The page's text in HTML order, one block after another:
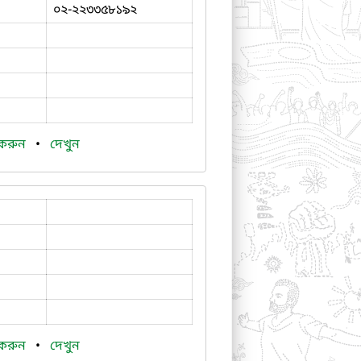
০২-২২৩৩৫৮১৯২
করুন • দেখুন
করুন • দেখুন